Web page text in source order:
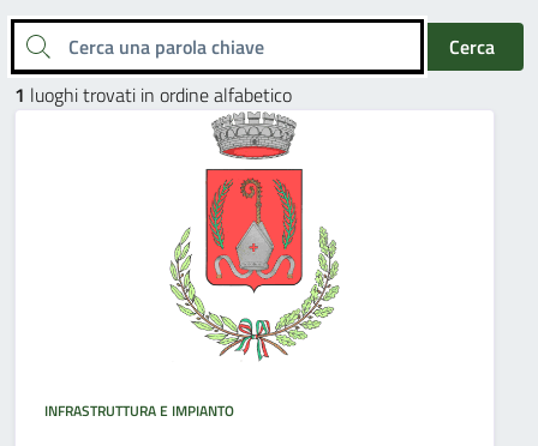
Cerca una parola chiave
Cerca
1 luoghi trovati in ordine alfabetico
INFRASTRUTTURA E IMPIANTO